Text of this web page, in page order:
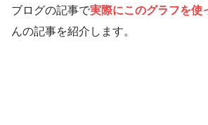
ブログの記事で実際にこのグラフを使
んの記事を紹介します。